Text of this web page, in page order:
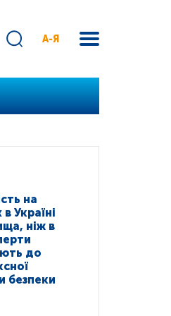
А-Я
на
Україні
ніж в
до
безпеки